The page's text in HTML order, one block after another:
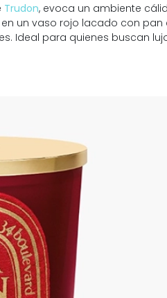
Trudon, evoca un ambiente
un vaso rojo lacado con pan
Ideal para quienes buscan